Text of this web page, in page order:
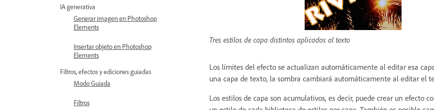
IA generativa
Generar imagen en Photoshop
Elements
Insertar objeto en Photoshop
Elements
Filtros, efectos y ediciones guiadas
Modo Guiada
Filtros
Tres estilos de capa distintos aplicados al texto
Los límites del efecto se actualizan automáticamente al editar esa
una capa de texto, la sombra cambiará automáticamente al editar el
Los estilos de capa son acumulativos, es decir, puede crear un efecto